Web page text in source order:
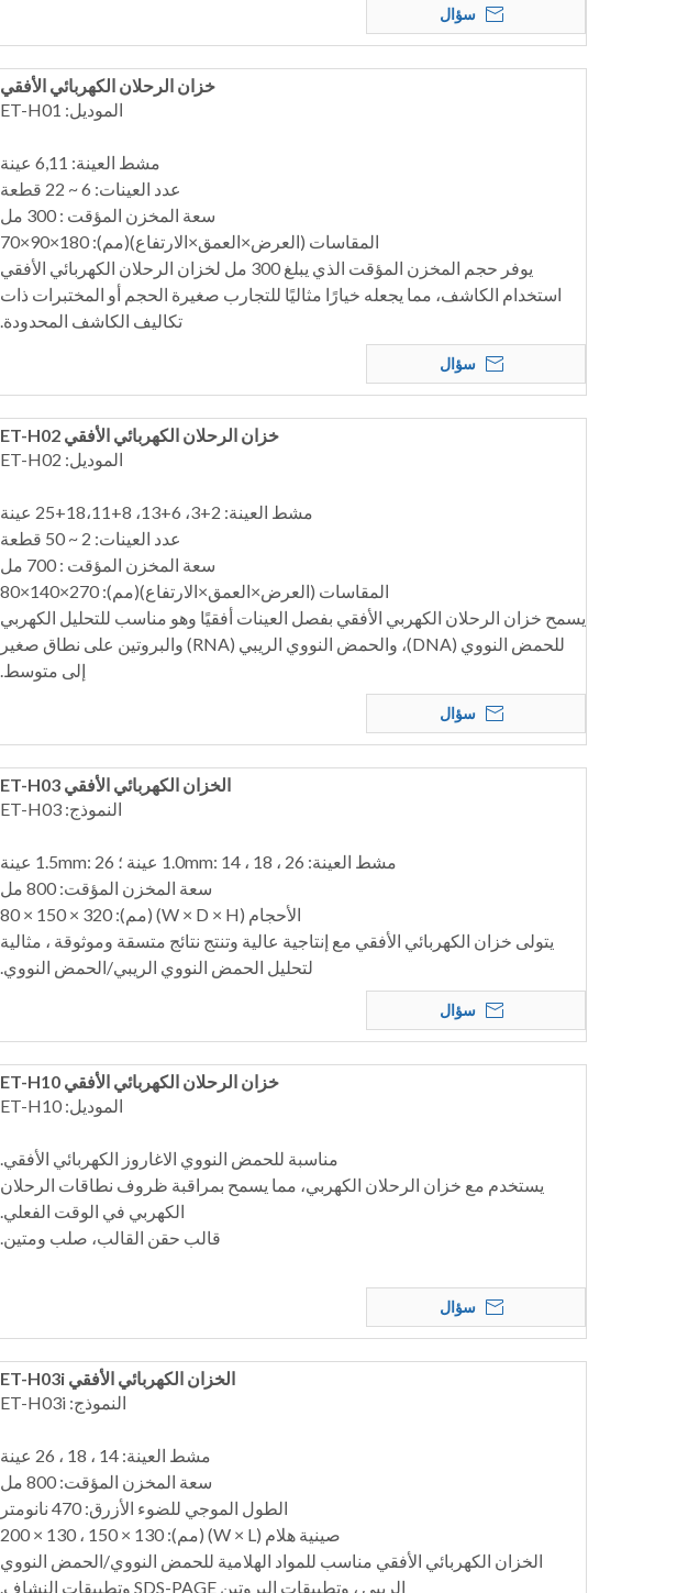
سؤال
خزان الرحلان الكهربائي الأفقي
الموديل: ET-H01
مشط العينة: 6,11 عينة
عدد العينات: 6 ~ 22 قطعة
سعة المخزن المؤقت : 300 مل
المقاسات (العرض×العمق×الارتفاع)(مم): 180×90×70
يوفر حجم المخزن المؤقت الذي يبلغ 300 مل لخزان الرحلان الكهربائي الأفقي
استخدام الكاشف، مما يجعله خيارًا مثاليًا للتجارب صغيرة الحجم أو المختبرات ذات
تكاليف الكاشف المحدودة.
سؤال
خزان الرحلان الكهربائي الأفقي ET-H02
الموديل: ET-H02
مشط العينة: 2+3، 6+13، 8+18،11+25 عينة
عدد العينات: 2 ~ 50 قطعة
سعة المخزن المؤقت : 700 مل
المقاسات (العرض×العمق×الارتفاع)(مم): 270×140×80
يسمح خزان الرحلان الكهربي الأفقي بفصل العينات أفقيًا وهو مناسب للتحليل الكهربي
للحمض النووي (DNA)، والحمض النووي الريبي (RNA) والبروتين على نطاق صغير
إلى متوسط.
سؤال
الخزان الكهربائي الأفقي ET-H03
النموذج: ET-H03
مشط العينة: 1.0mm: 14 ، 18 ، 26 عينة ؛ 1.5mm: 26 عينة
سعة المخزن المؤقت: 800 مل
الأحجام (W × D × H) (مم): 320 × 150 × 80
يتولى خزان الكهربائي الأفقي مع إنتاجية عالية وتنتج نتائج متسقة وموثوقة ، مثالية
لتحليل الحمض النووي الريبي/الحمض النووي.
سؤال
خزان الرحلان الكهربائي الأفقي ET-H10
الموديل: ET-H10
مناسبة للحمض النووي الاغاروز الكهربائي الأفقي.
يستخدم مع خزان الرحلان الكهربي، مما يسمح بمراقبة ظروف نطاقات الرحلان
الكهربي في الوقت الفعلي.
قالب حقن القالب، صلب ومتين.
سؤال
الخزان الكهربائي الأفقي ET-H03i
النموذج: ET-H03i
مشط العينة: 14 ، 18 ، 26 عينة
سعة المخزن المؤقت: 800 مل
الطول الموجي للضوء الأزرق: 470 نانومتر
صينية هلام (W × L) (مم): 130 × 150 ، 130 × 200
الخزان الكهربائي الأفقي مناسب للمواد الهلامية للحمض النووي/الحمض النووي
الريبي ، وتطبيقات البروتين SDS-PAGE وتطبيقات النشاف.